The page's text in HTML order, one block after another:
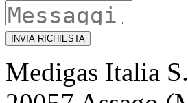
INVIA RICHIESTA
Medigas Italia